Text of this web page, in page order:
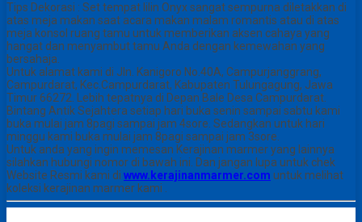
Tips Dekorasi : Set tempat lilin Onyx sangat sempurna diletakkan di
atas meja makan saat acara makan malam romantis atau di atas
meja konsol ruang tamu untuk memberikan aksen cahaya yang
hangat dan menyambut tamu Anda dengan kemewahan yang
bersahaja.
Untuk alamat kami di Jln. Kanigoro No.40A, Campurjanggrang,
Campurdarat, Kec.Campurdarat, Kabupaten Tulungagung, Jawa
Timur 66272. Lebih tepatnya di Depan Bale Desa Campurdarat.
Bintang Antik Sejahtera setiap hari buka senin sampai sabtu kami
buka mulai jam 8pagi sampai jam 4sore. Sedangkan untuk hari
minggu kami buka mulai jam 8pagi sampai jam 3sore.
Untuk anda yang ingin memesan Kerajinan marmer yang lainnya
silahkan hubungi nomor di bawah ini. Dan jangan lupa untuk chek
Website Resmi kami di www.kerajinanmarmer.com untuk melihat
koleksi kerajinan marmer kami .